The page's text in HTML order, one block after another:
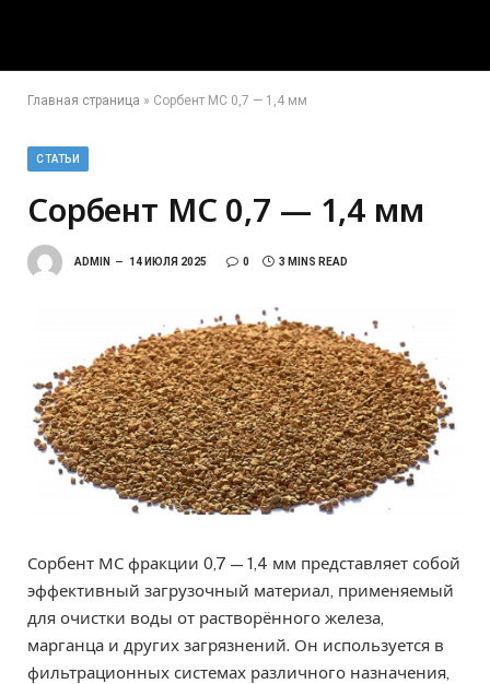
Главная страница » Сорбент МС 0,7 — 1,4 мм
СТАТЬИ
Сорбент МС 0,7 — 1,4 мм
ADMIN 14 ИЮЛЯ 2025 0 3 MINS READ
Сорбент МС фракции 0,7 — 1,4 мм представляет собой
эффективный загрузочный материал, применяемый
для очистки воды от растворённого железа,
марганца и других загрязнений. Он используется в
фильтрационных системах различного назначения,